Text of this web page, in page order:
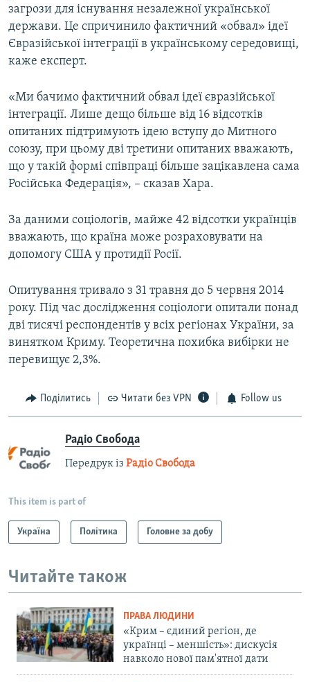
загрози для існування незалежної української
держави. Це спричинило фактичний «обвал» ідеї
Євразійської інтеграції в українському середовищі,
каже експерт.
«Ми бачимо фактичний обвал ідеї євразійської
інтеграції. Лише дещо більше від 16 відсотків
опитаних підтримують ідею вступу до Митного
союзу, при цьому дві третини опитаних вважають,
що у такій формі співпраці більше зацікавлена сама
Російська Федерація», – сказав Хара.
За даними соціологів, майже 42 відсотки українців
вважають, що країна може розраховувати на
допомогу США у протидії Росії.
Опитування тривало з 31 травня до 5 червня 2014
року. Під час дослідження соціологи опитали понад
дві тисячі респондентів у всіх регіонах України, за
винятком Криму. Теоретична похибка вибірки не
перевищує 2,3%.
Поділитись Читати без VPN Follow us
Радіо Свобода
Передрук із Радіо Свобода
This item is part of
Україна Політика Головне за добу
Читайте також
ПРАВА ЛЮДИНИ
«Крим – єдиний регіон, де
українці – меншість»: дискусія
навколо нової пам'ятної дати